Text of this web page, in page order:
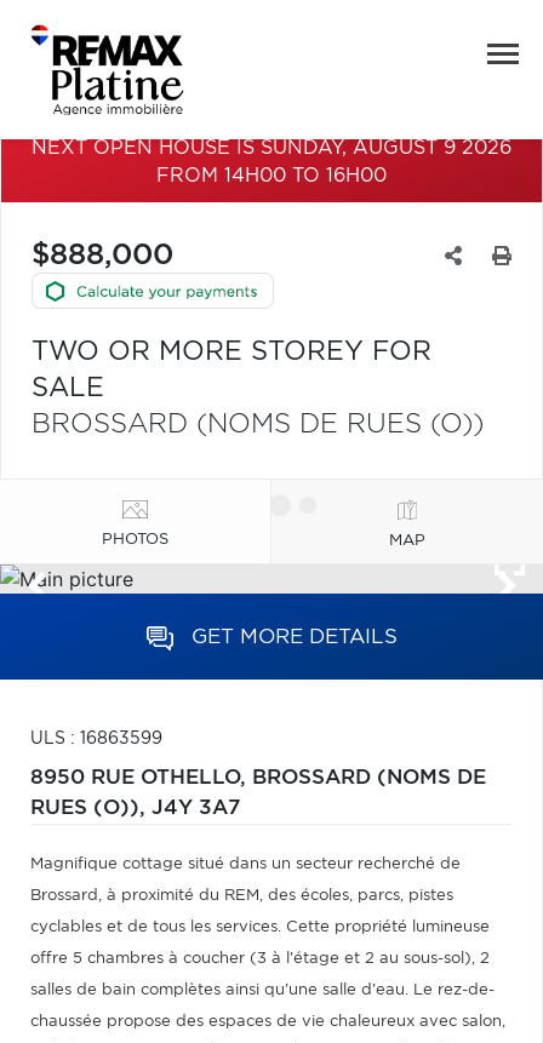
NEXT OPEN HOUSE IS SUNDAY, AUGUST 9 2026
FROM 14H00 TO 16H00
$888,000
TWO OR MORE STOREY FOR
SALE
BROSSARD (NOMS DE RUES (O))
PHOTOS MAP
GET MORE DETAILS
ULS : 16863599
8950 RUE OTHELLO, BROSSARD (NOMS DE
RUES (O)), J4Y 3A7
Magnifique cottage situé dans un secteur recherché de
Brossard, à proximité du REM, des écoles, parcs, pistes
cyclables et de tous les services. Cette propriété lumineuse
offre 5 chambres à coucher (3 à l'étage et 2 au sous-sol), 2
salles de bain complètes ainsi qu'une salle d'eau. Le rez-de-
chaussée propose des espaces de vie chaleureux avec salon,